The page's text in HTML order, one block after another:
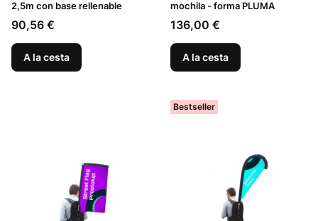
2,5m con base rellenable
Precio
90,56 €
A la cesta
mochila - forma PLUMA
Precio
136,00 €
A la cesta
Bestseller